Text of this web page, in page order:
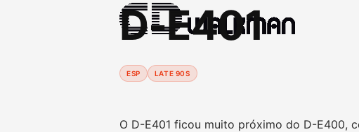
D-E401
ESP LATE 90S
O D-E401 ficou muito próximo do D-E400,